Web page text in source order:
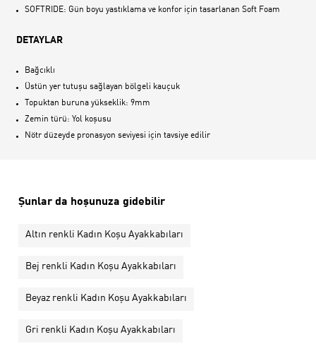
SOFTRIDE: Gün boyu yastıklama ve konfor için tasarlanan Soft Foam
DETAYLAR
Bağcıklı
Üstün yer tutuşu sağlayan bölgeli kauçuk
Topuktan buruna yükseklik: 9mm
Zemin türü: Yol koşusu
Nötr düzeyde pronasyon seviyesi için tavsiye edilir
Şunlar da hoşunuza gidebilir
Altın renkli Kadın Koşu Ayakkabıları
Bej renkli Kadın Koşu Ayakkabıları
Beyaz renkli Kadın Koşu Ayakkabıları
Gri renkli Kadın Koşu Ayakkabıları